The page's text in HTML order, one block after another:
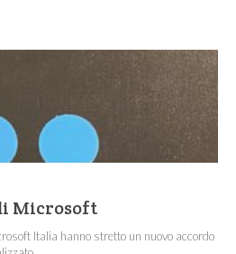
Microsoft
Italia hanno stretto un nuovo accordo